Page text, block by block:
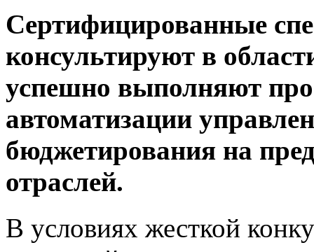
Сертифицированные
консультируют в
успешно выполняют
автоматизации
бюджетирования на
отраслей.
В условиях жесткой